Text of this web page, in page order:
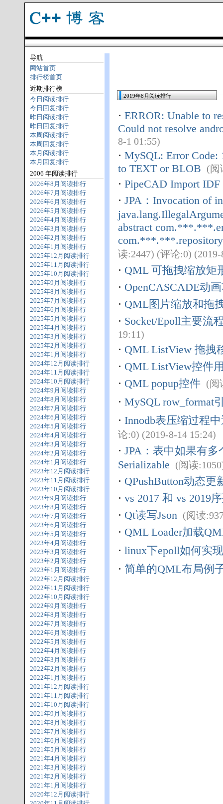
导航
网站首页
排行榜首页
近期排行榜
今日阅读排行
今日回复排行
昨日阅读排行
昨日回复排行
本周阅读排行
本周回复排行
本月阅读排行
本月回复排行
2006 年阅读排行
2026年8月阅读排行
2026年7月阅读排行
2026年6月阅读排行
2026年5月阅读排行
2026年4月阅读排行
2026年3月阅读排行
2026年2月阅读排行
2026年1月阅读排行
2025年12月阅读排行
2025年11月阅读排行
2025年10月阅读排行
2025年9月阅读排行
2025年8月阅读排行
2025年7月阅读排行
2025年6月阅读排行
2025年5月阅读排行
2025年4月阅读排行
2025年3月阅读排行
2025年2月阅读排行
2025年1月阅读排行
2024年12月阅读排行
2024年11月阅读排行
2024年10月阅读排行
2024年9月阅读排行
2024年8月阅读排行
2024年7月阅读排行
2024年6月阅读排行
2024年5月阅读排行
2024年4月阅读排行
2024年3月阅读排行
2024年2月阅读排行
2024年1月阅读排行
2023年12月阅读排行
2023年11月阅读排行
2023年10月阅读排行
2023年9月阅读排行
2023年8月阅读排行
2023年7月阅读排行
2023年6月阅读排行
2023年5月阅读排行
2023年4月阅读排行
2023年3月阅读排行
2023年2月阅读排行
2023年1月阅读排行
2022年12月阅读排行
2022年11月阅读排行
2022年10月阅读排行
2022年9月阅读排行
2022年8月阅读排行
2022年7月阅读排行
2022年6月阅读排行
2022年5月阅读排行
2022年4月阅读排行
2022年3月阅读排行
2022年2月阅读排行
2022年1月阅读排行
2021年12月阅读排行
2021年11月阅读排行
2021年10月阅读排行
2021年9月阅读排行
2021年8月阅读排行
2021年7月阅读排行
2021年6月阅读排行
2021年5月阅读排行
2021年4月阅读排行
2021年3月阅读排行
2021年2月阅读排行
2021年1月阅读排行
2020年12月阅读排行
2019年8月阅读排行
· ERROR: Unable to
Could not resolve
8-1 01:55)
· MySQL: Error Code:
to TEXT or BLOB (阅
· PipeCAD Import IDF
· JPA：Invocation of
abstract
读:2447) (评论:0) (2019-
· QML 可拖拽缩放矩
· OpenCASCADE动
· QML图片缩放和拖
· Socket/Epoll主要流
19:11)
· QML ListView 拖拽
· QML ListView控件
· QML popup控件 (阅
· MySQL row_format
· Innodb表压缩过程
论:0) (2019-8-14 15:24)
· JPA：表中如果有多
Serializable (阅读
· QPushButton动态更
· vs 2017 和 vs 2019
· Qt读写Json (阅读
· QML Loader加载
· linux下epoll如何实
· 简单的QML布局例